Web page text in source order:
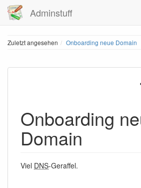
Adminstuff
Zuletzt angesehen Onboarding neue Domain
Onboarding
Domain
Viel DNS-Geraffel.